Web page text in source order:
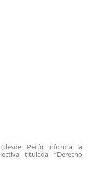
Perú) informa la
titulada “Derecho